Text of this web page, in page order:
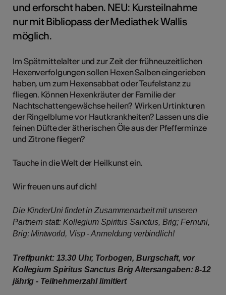
und erforscht haben. NEU: Kursteilnahme
nur mit Bibliopass der Mediathek Wallis
möglich.
Im Spätmittelalter und zur Zeit der frühneuzeitlichen
Hexenverfolgungen sollen Hexen Salben eingerieben
haben, um zum Hexensabbat oder Teufelstanz zu
fliegen. Können Hexenkräuter der Familie der
Nachtschattengewächse heilen? Wirken Urtinkturen
der Ringelblume vor Hautkrankheiten? Lassen uns die
feinen Düfte der ätherischen Öle aus der Pfefferminze
und Zitrone fliegen?
Tauche in die Welt der Heilkunst ein.
Wir freuen uns auf dich!
Die KinderUni findet in Zusammenarbeit mit unseren
Partnern statt: Kollegium Spiritus Sanctus, Brig; Fernuni,
Brig; Mintworld, Visp - Anmeldung verbindlich!
Treffpunkt: 13.30 Uhr, Torbogen, Burgschaft, vor
Kollegium Spiritus Sanctus Brig Altersangaben: 8-12
jährig - Teilnehmerzahl limitiert